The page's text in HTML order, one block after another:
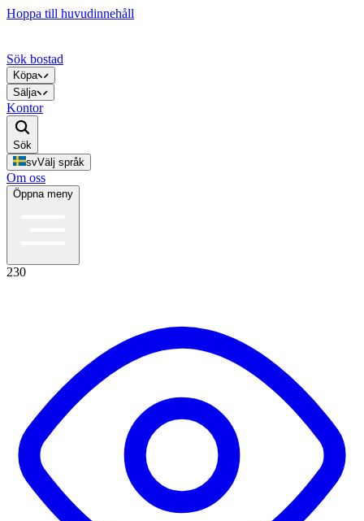
Hoppa till huvudinnehåll
Sök bostad
Köpa
Sälja
Kontor
Sök
svVälj språk
Om oss
Öppna meny
230